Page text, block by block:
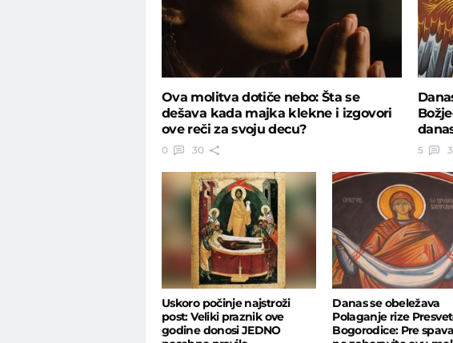
Ova molitva dotiče nebo: Šta se
dešava kada maјka klekne i izgovori
ove reči za svoјu decu?
0 30 5
Uskoro počinje najstroži
post: Veliki praznik ove
godine donosi JEDNO
Danas se obeležava
Polaganje rize
Bogorodice: Pre